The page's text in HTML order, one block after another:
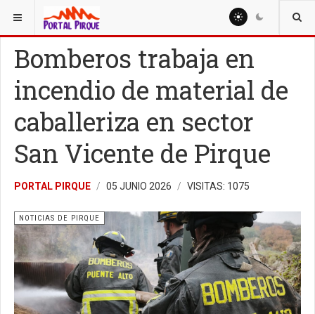
ESTÁ AQUÍ: NOTICIAS
Bomberos trabaja en
incendio de material de
caballeriza en sector
San Vicente de Pirque
PORTAL PIRQUE 05 JUNIO 2026 VISITAS: 1075
NOTICIAS DE PIRQUE